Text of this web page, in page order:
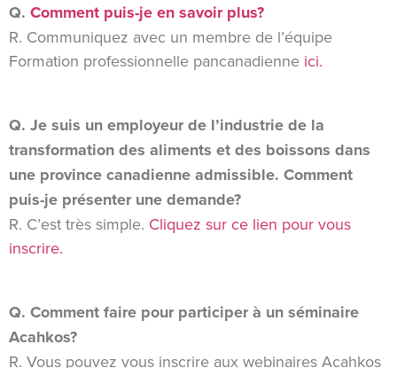
Q. Comment puis-je en savoir plus?
R. Communiquez avec un membre de l’équipe
Formation professionnelle pancanadienne ici.
Q. Je suis un employeur de l’industrie de la
transformation des aliments et des boissons dans
une province canadienne admissible. Comment
puis-je présenter une demande?
R. C’est très simple. Cliquez sur ce lien pour vous
inscrire.
Q. Comment faire pour participer à un séminaire
Acahkos?
R. Vous pouvez vous inscrire aux webinaires Acahkos